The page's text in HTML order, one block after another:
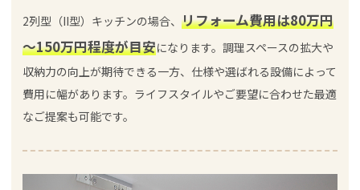
2列型（II型）キッチンの場合、 リフォーム費用は80万円
～150万円程度が目安になります。調理スペースの拡大や
収納力の向上が期待できる一方、仕様や選ばれる設備によって
費用に幅があります。ライフスタイルやご要望に合わせた最適
なご提案も可能です。